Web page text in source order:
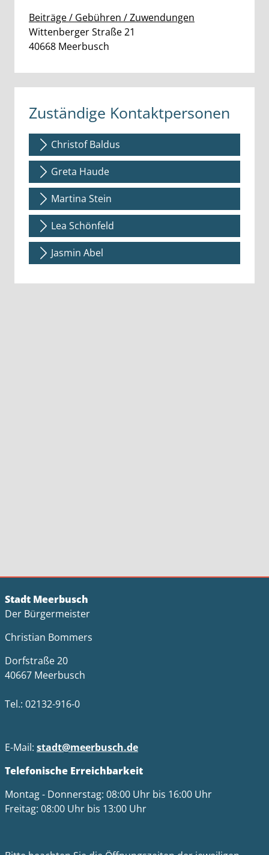
Beiträge / Gebühren / Zuwendungen
Straße:
Wittenberger Straße Hausnummer:
21
PLZ:
40668 Ort:
Meerbusch
Zuständige Kontaktpersonen
Christof Baldus
Greta Haude
Martina Stein
Lea Schönfeld
Jasmin Abel
Stadt Meerbusch
Der Bürgermeister
Christian Bommers
Dorfstraße 20
40667 Meerbusch
Tel.: 02132-916-0
E-Mail: stadt@meerbusch.de
Telefonische Erreichbarkeit
Montag - Donnerstag: 08:00 Uhr bis 16:00 Uhr
Freitag: 08:00 Uhr bis 13:00 Uhr